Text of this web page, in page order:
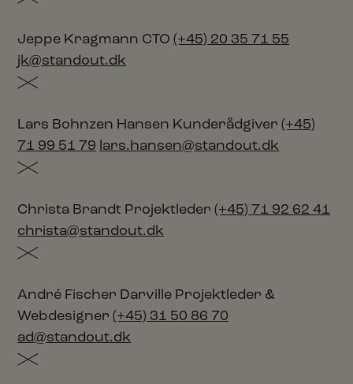
Jeppe Kragmann CTO (+45) 20 35 71 55
jk@standout.dk
Lars Bohnzen Hansen Kunderådgiver (+45)
71 99 51 79 lars.hansen@standout.dk
Christa Brandt Projektleder (+45) 71 92 62 41
christa@standout.dk
André Fischer Darville Projektleder &
Webdesigner (+45) 31 50 86 70
ad@standout.dk